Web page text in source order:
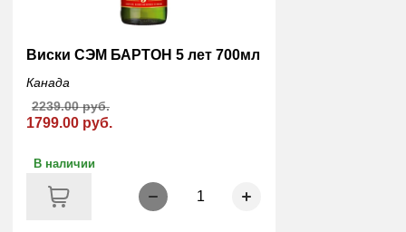
Виски СЭМ БАРТОН 5 лет 700мл
Канада
1799.00 руб.
2239.00 руб.
В наличии
1